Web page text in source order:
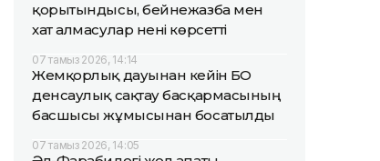
қорытындысы, бейнежазба мен
хат алмасулар нені көрсетті
07 тамыз 2026, 14:14
Жемқорлық дауынан кейін БҚО
денсаулық сақтау басқармасының
басшысы жұмысынан босатылды
07 тамыз 2026, 14:05